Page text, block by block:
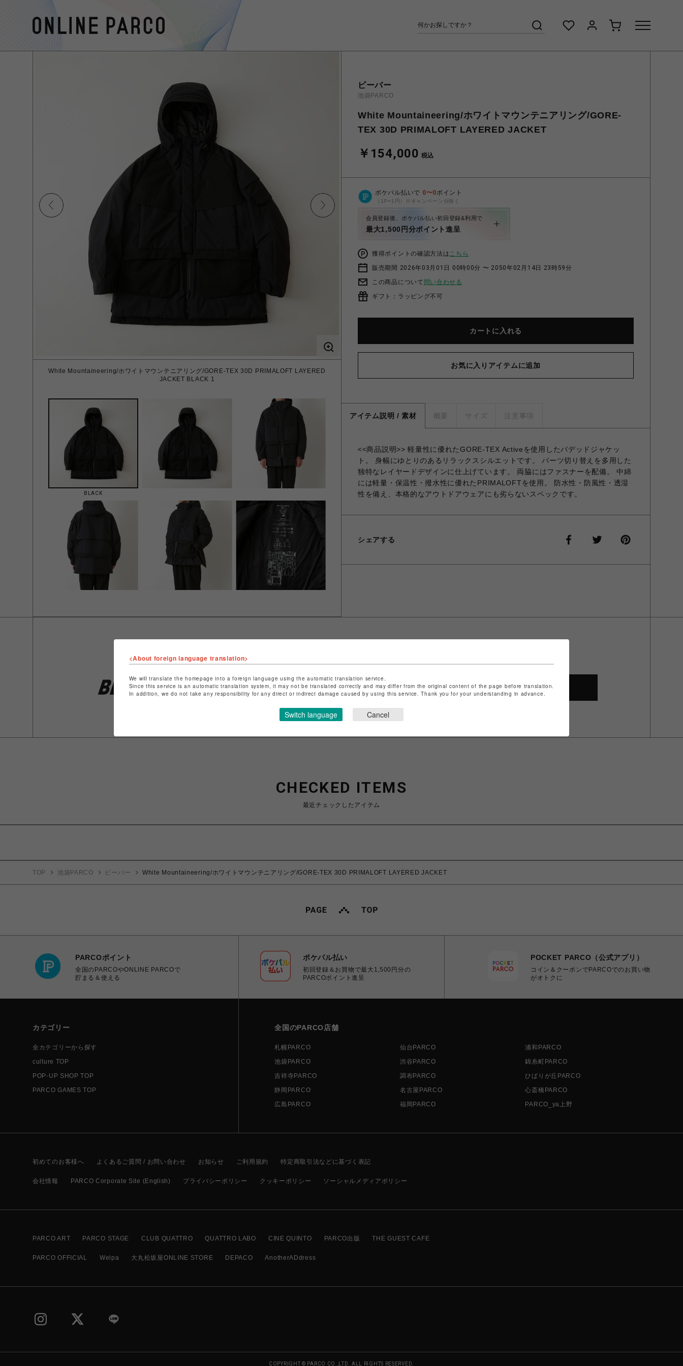
White Mountaineering/ホワイトマウンテニアリング/GORE-TEX 30D PRIMALOFT LAYERED
JACKET BLACK 1
BLACK
ビーバー
池袋PARCO
White Mountaineering/ホワイトマウンテニアリング/GORE-
TEX 30D PRIMALOFT LAYERED JACKET
￥154,000 税込
ポケパル払いで 0〜0ポイント
（1P=1円）※キャンペーン分除く
会員登録後、ポケパル払い初回登録&利用で
最大1,500円分ポイント進呈
獲得ポイントの確認方法はこちら
販売期間 2026年03月01日 00時00分 〜 2050年02月14日 23時59分
この商品について 問い合わせる
ギフト：ラッピング不可
カートに入れる
お気に入りアイテムに追加
アイテム説明 / 素材 概要 サイズ 注意事項
<<商品説明>> 軽量性に優れたGORE-TEX Activeを使用したパデッドジャケッ
ト。 身幅にゆとりのあるリラックスシルエットです。 パーツ切り替えを多用した
独特なレイヤードデザインに仕上げています。 両脇にはファスナーを配備。 中綿
には軽量・保温性・撥水性に優れたPRIMALOFTを使用。 防水性・防風性・透湿
性を備え、本格的なアウトドアウェアにも劣らないスペックです。
シェアする
ショップ名
ビーバー
店舗名
池袋PARCO
特定商取引法など法令に基づく表記はこちら
ショップお問い合わせは こちら
SHOP TOP
CHECKED ITEMS
最近チェックしたアイテム
TOP 池袋PARCO ビーバー White Mountaineering/ホワイトマウンテニアリング/GORE-TEX 30D PRIMALOFT LAYERED JACKET
PARCOポイント
全国のPARCOやONLINE PARCOで
貯まる＆使える
ポケパル払い
初回登録＆お買物で最大1,500円分の
PARCOポイント進呈
POCKET PARCO（公式アプリ）
コイン＆クーポンでPARCOでのお買い物
がオトクに
カテゴリー
全カテゴリーから探す
culture TOP
POP-UP SHOP TOP
PARCO GAMES TOP
全国のPARCO店舗
札幌PARCO 仙台PARCO
浦和PARCO
池袋PARCO
渋谷PARCO
錦糸町PARCO
吉祥寺PARCO
調布PARCO
ひばりが丘PARCO
静岡PARCO
名古屋PARCO
心斎橋PARCO
広島PARCO
福岡PARCO PARCO_ya上野
初めてのお客様へ よくあるご質問 / お問い合わせ お知らせ ご利用規約 特定商取引法などに基づく表記
会社情報 PARCO Corporate Site (English) プライバシーポリシー クッキーポリシー ソーシャルメディアポリシー
PARCO ART PARCO STAGE CLUB QUATTRO QUATTRO LABO CINE QUINTO PARCO出版 THE GUEST CAFE
PARCO OFFICIAL Welpa 大丸松坂屋ONLINE STORE DEPACO AnotherADdress
COPYRIGHT © PARCO CO.,LTD. ALL RIGHTS RESERVED.
<About foreign language translation>
We will translate the homepage into a foreign language using the automatic translation service.
Since this service is an automatic translation system, it may not be translated correctly and may differ from the original content of the page before translation.
In addition, we do not take any responsibility for any direct or indirect damage caused by using this service. Thank you for your understanding in advance.
Switch language Cancel